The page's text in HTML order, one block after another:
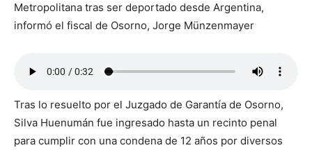
Metropolitana tras ser deportado desde Argentina,
informó el fiscal de Osorno, Jorge Münzenmayer
Tras lo resuelto por el Juzgado de Garantía de Osorno,
Silva Huenumán fue ingresado hasta un recinto penal
para cumplir con una condena de 12 años por diversos